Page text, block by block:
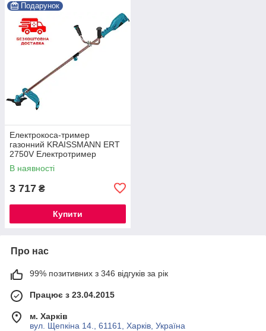
Подарунок
Електрокоса-тример
газонний KRAISSMANN ERT
2750V Електротример
(розбірний вал)
В наявності
3 717 ₴
Купити
Про нас
99% позитивних з 346 відгуків за рік
Працює з 23.04.2015
м. Харків
вул. Щепкіна 14., 61161, Харків, Україна